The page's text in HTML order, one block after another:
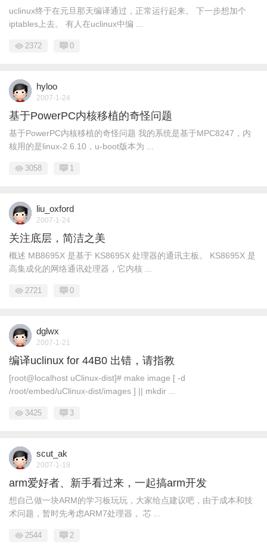
uclinux终于在元旦那天编译通过，正常运行起来。 下一步想加个
iptables上去。 有人在uclinux中编 ...
2372 0
hyloo
2007-1-24
基于PowerPC内核移植的奇怪问题
基于PowerPC内核移植的奇怪问题 我的系统是基于MPC8247，内
核用的是linux-2.6.10，u-boot版本为 ...
3058 1
liu_oxford
2007-1-24
关注底层，简洁之美
概述 MB8695X 是基于 KS8695X 处理器的通讯主板。 KS8695X 是
高集成化的网络通讯处理器，它内核 ...
2721 0
dglwx
2007-1-21
编译uclinux for 44B0 出错，请指教
[root@localhost uClinux-dist]# make image [ -d
/root/embed/uClinux-dist/images ] || mkdir ...
3425 3
scut_ak
2007-1-19
arm爱好者、新手看过来，一起搞arm开发
想自己做一块ARM的学习板玩玩，大家给点建议吧，由于成本和技
术问题，暂时先考虑ARM7处理器， 芯 ...
2544 2